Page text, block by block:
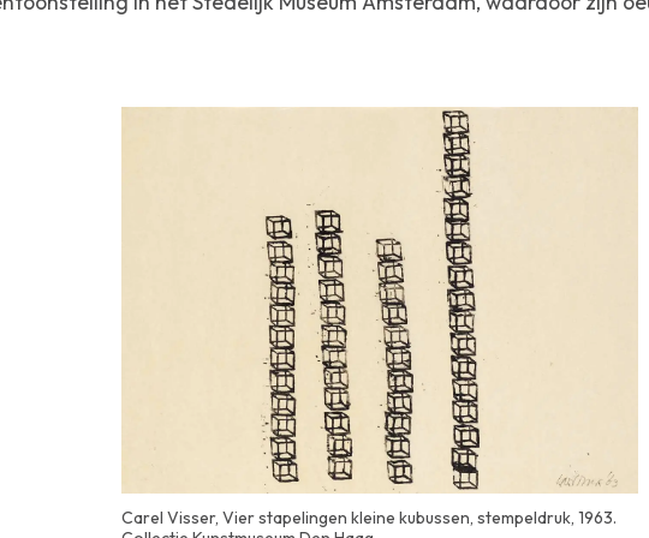
Carel Visser, Vier stapelingen kleine kubussen, stempeldruk, 1963.